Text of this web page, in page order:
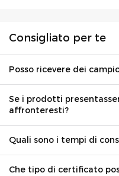
Consigliato per te
Posso ricevere dei
Se i prodotti
affronteresti?
Quali sono i tempi di
Che tipo di certificato